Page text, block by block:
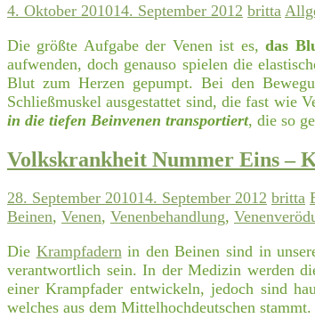
4. Oktober 201014. September 2012 britta
Die größte Aufgabe der Venen ist es,das
aufwenden, doch genauso spielen die
Blut zum Herzen gepumpt. Bei den
Schließmuskel ausgestattet sind, die fast wie
in die tiefen Beinvenen transportiert, die so
Volkskrankheit Nummer Eins –
28. September 201014. September 2012 britta
Beinen, Venen, Venenbehandlung,
Die Krampfadernin den Beinen sind in
verantwortlich sein. In der Medizin werden
einer Krampfader entwickeln, jedoch sind
welches aus dem Mittelhochdeutschen stammt.